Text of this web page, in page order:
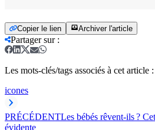
Copier le lien Archiver l'article
Partager sur:
Les mots-clés/tags associés à cet article :
icones
PRÉCÉDENTLes bébés rêvent-ils ?
évidente